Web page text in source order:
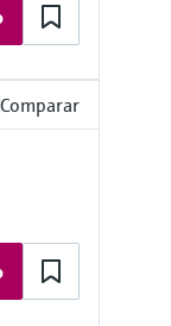
Comparar